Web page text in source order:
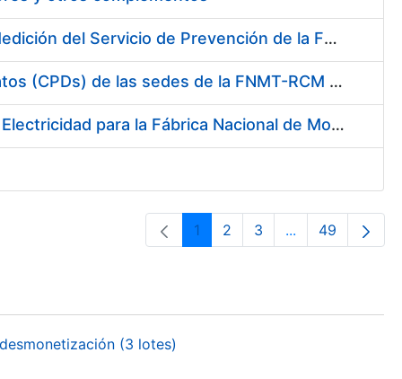
Servicio de Calibración y Verificación Externa de los Equipos de Medición del Servicio de Prevención de la FNMT-RCM
Conexión mediante Fibra Óptica de los Centros de Proceso de Datos (CPDs) de las sedes de la FNMT-RCM de Burgos y Madrid
Contratación de acuerdo marco para el Suministro de Material de Electricidad para la Fábrica Nacional de Moneda y Timbre-Real Casa de la Moneda en su centro de trabajo de Burgos
Página
1 Página
2 Página
3 ...PáginasPágina
49
(3 lotes)